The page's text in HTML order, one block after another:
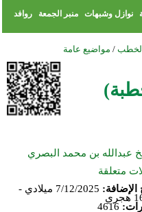
نوازل وشبهات منبر الجمعة
روافد
/ مواضيع عامة
عبدالله بن محمد البصري
متعلقة
الإضافة:
7/12/2025 ميلادي -
4616